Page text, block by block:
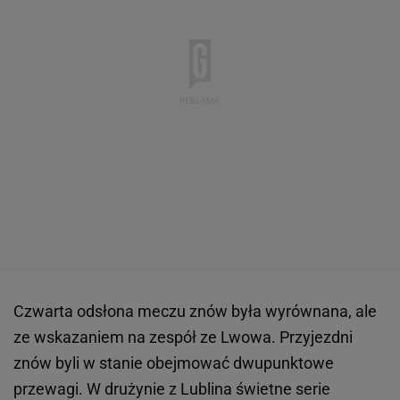
Czwarta odsłona meczu znów była wyrównana, ale
ze wskazaniem na zespół ze Lwowa. Przyjezdni
znów byli w stanie obejmować dwupunktowe
przewagi. W drużynie z Lublina świetne serie